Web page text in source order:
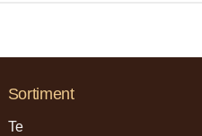
Sortiment
Te